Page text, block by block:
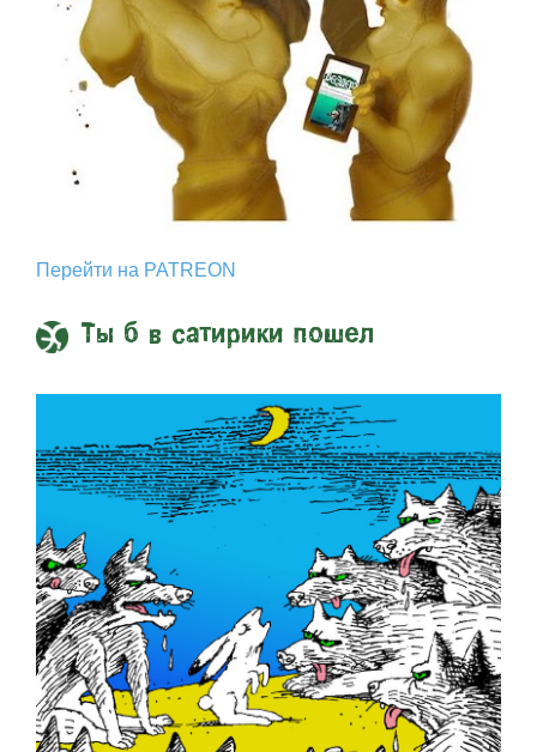
Перейти на PATREON
Ты б в сатирики пошел